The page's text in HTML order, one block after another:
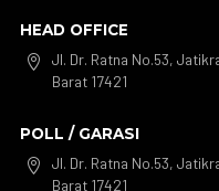
HEAD OFFICE

Jl. Dr. Ratna No.53,
Barat 17421
POLL / GARASI

Jl. Dr. Ratna No.53,
Barat 17421